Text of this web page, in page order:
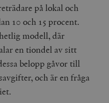
på lokal och
10 och 15 procent.
modell, där
en tiondel av sitt
belopp gåvor till
och är en fråga